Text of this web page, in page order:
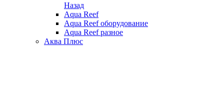
Назад
Aqua Reef
Aqua Reef оборудование
Aqua Reef разное
Аква Плюс